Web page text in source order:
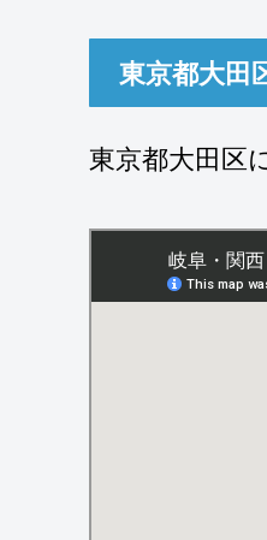
東京都大田
東京都大田区